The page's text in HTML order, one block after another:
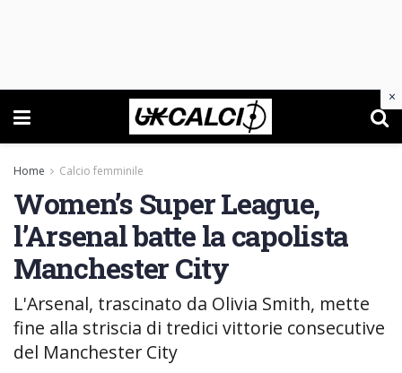
Home Calcio femminile
Women’s Super League,
l’Arsenal batte la capolista
Manchester City
L'Arsenal, trascinato da Olivia Smith, mette
fine alla striscia di tredici vittorie consecutive
del Manchester City
×